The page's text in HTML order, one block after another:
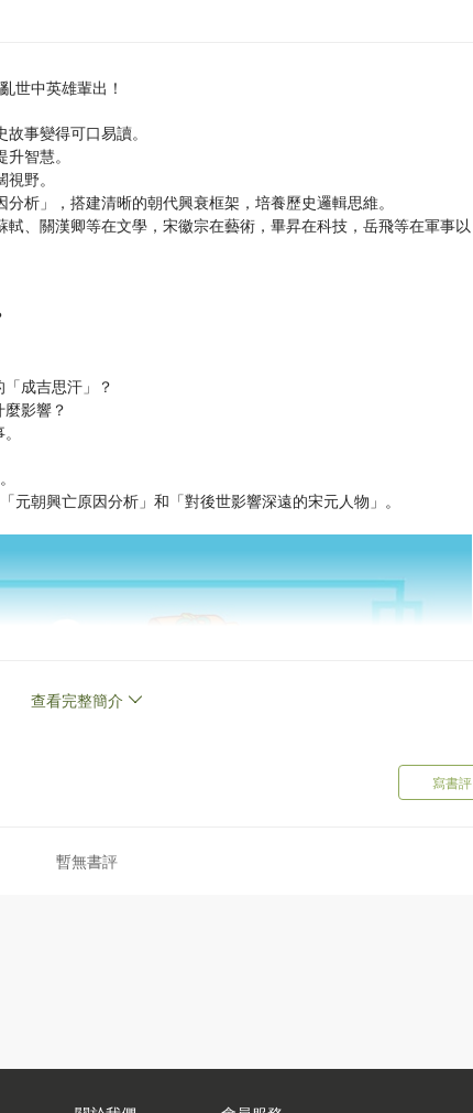
世中英雄輩出！
事變得可口易讀。
智慧。
野。
析」，搭建清晰的朝代興衰框架，培養歷史邏輯思維。
、關漢卿等在文學，宋徽宗在藝術，畢昇在科技，岳飛等在軍事以
成吉思汗」？
影響？
朝興亡原因分析」和「對後世影響深遠的宋元人物」。
查看完整簡介
寫書評
暫無書評